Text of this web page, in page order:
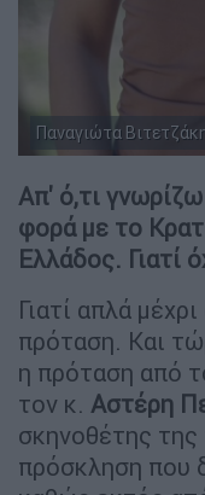
Παναγιώτα
Απ' ό,τι
φορά με το
Ελλάδος. Γιατί
Γιατί απλά
πρόταση. Και
η πρόταση από
τον κ. Αστέρη
σκηνοθέτης
πρόσκληση που